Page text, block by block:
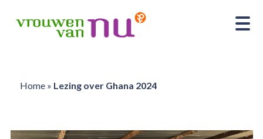
Home» Lezing over Ghana 2024